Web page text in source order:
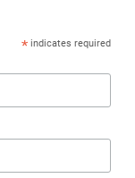
* indicates required